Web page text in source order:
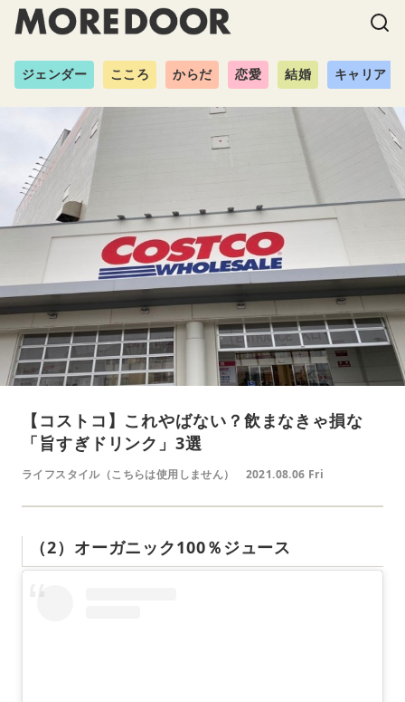
ジェンダー こころ からだ 恋愛 結婚 キャリア
【コストコ】これやばない？飲まなきゃ損な
「旨すぎドリンク」3選
ライフスタイル（こちらは使用しません） 2021.08.06 Fri
（2）オーガニック100％ジュース